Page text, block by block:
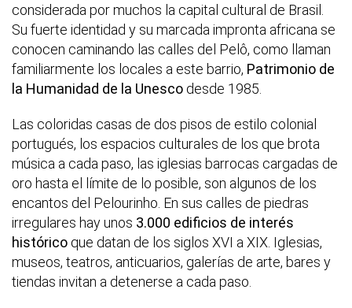
considerada por muchos la capital cultural de Brasil.
Su fuerte identidad y su marcada impronta africana se
conocen caminando las calles del Pelô, como llaman
familiarmente los locales a este barrio, Patrimonio de
la Humanidad de la Unesco desde 1985.
Las coloridas casas de dos pisos de estilo colonial
portugués, los espacios culturales de los que brota
música a cada paso, las iglesias barrocas cargadas de
oro hasta el límite de lo posible, son algunos de los
encantos del Pelourinho. En sus calles de piedras
irregulares hay unos 3.000 edificios de interés
histórico que datan de los siglos XVI a XIX. Iglesias,
museos, teatros, anticuarios, galerías de arte, bares y
tiendas invitan a detenerse a cada paso.